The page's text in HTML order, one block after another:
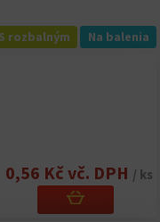
S rozbalným Na balenia
0,56 Kč vč. DPH / ks